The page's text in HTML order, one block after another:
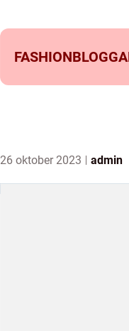
26 oktober 2023 admin